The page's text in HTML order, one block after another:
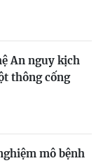
An nguy kịch
thông cống
mô bệnh